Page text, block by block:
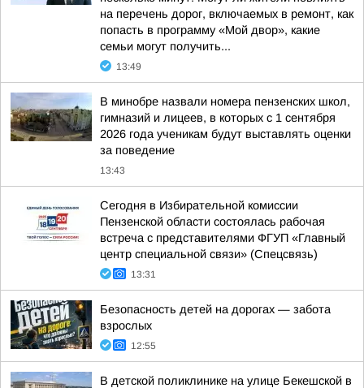
на перечень дорог, включаемых в ремонт, как
попасть в программу «Мой двор», какие
семьи могут получить...
13:49
В минобре назвали номера пензенских школ,
гимназий и лицеев, в которых с 1 сентября
2026 года ученикам будут выставлять оценки
за поведение
13:43
Сегодня в Избирательной комиссии
Пензенской области состоялась рабочая
встреча с представителями ФГУП «Главный
центр специальной связи» (Спецсвязь)
13:31
Безопасность детей на дорогах — забота
взрослых
12:55
В детской поликлинике на улице Бекешской в